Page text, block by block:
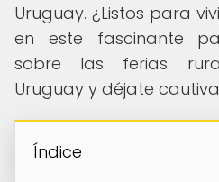
Uruguay. ¿Listos para
en este fascinante
sobre las ferias
Uruguay y déjate
Índice